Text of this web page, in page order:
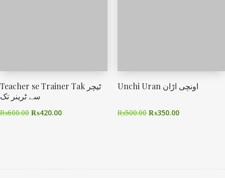
Teacher se Trainer Tak ٹیچر
سے ٹرینر تک
₨600.00 ₨420.00
Unchi Uran اونچی اڑان
₨500.00 ₨350.00